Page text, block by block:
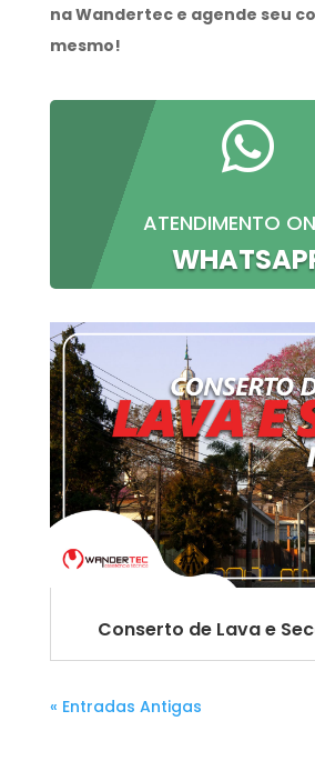
na Wandertec e agende seu
mesmo!

ATENDIMENTO
Conserto de Lava e
« Entradas Antigas